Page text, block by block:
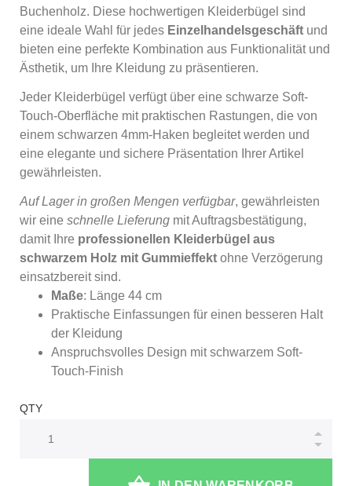
Buchenholz. Diese hochwertigen Kleiderbügel sind
eine ideale Wahl für jedes Einzelhandelsgeschäft und
bieten eine perfekte Kombination aus Funktionalität und
Ästhetik, um Ihre Kleidung zu präsentieren.
Jeder Kleiderbügel verfügt über eine schwarze Soft-
Touch-Oberfläche mit praktischen Rastungen, die von
einem schwarzen 4mm-Haken begleitet werden und
eine elegante und sichere Präsentation Ihrer Artikel
gewährleisten.
Auf Lager in großen Mengen verfügbar, gewährleisten
wir eine schnelle Lieferung mit Auftragsbestätigung,
damit Ihre professionellen Kleiderbügel aus
schwarzem Holz mit Gummieffekt ohne Verzögerung
einsatzbereit sind.
Maße: Länge 44 cm
Praktische Einfassungen für einen besseren Halt
der Kleidung
Anspruchsvolles Design mit schwarzem Soft-
Touch-Finish
QTY